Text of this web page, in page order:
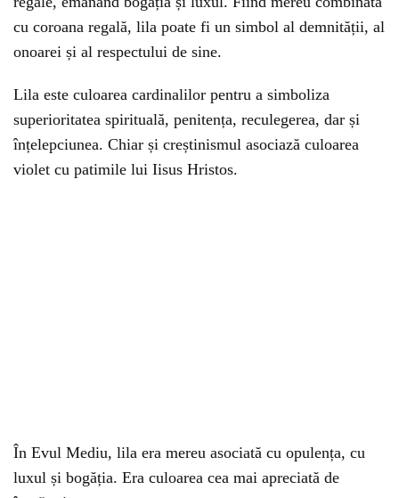
cu coroana regală, lila poate fi un simbol al demnității, al
onoarei și al respectului de sine.
Lila este culoarea cardinalilor pentru a simboliza
superioritatea spirituală, penitența, reculegerea, dar și
înțelepciunea. Chiar și creștinismul asociază culoarea
violet cu patimile lui Iisus Hristos.
În Evul Mediu, lila era mereu asociată cu opulența, cu
luxul și bogăția. Era culoarea cea mai apreciată de